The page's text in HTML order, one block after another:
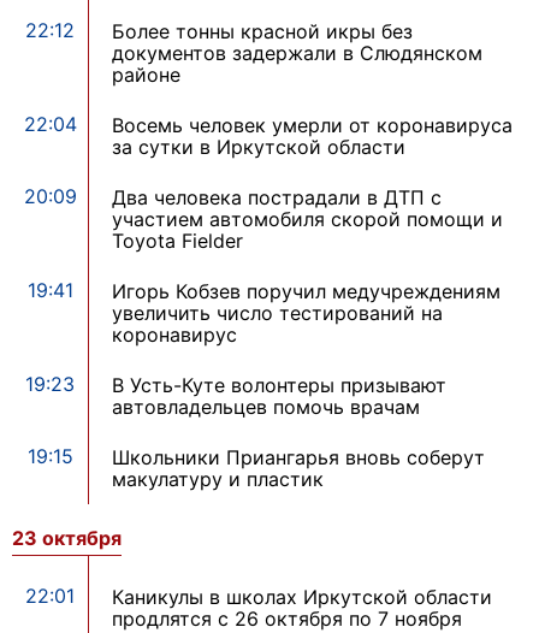
22:12
Более тонны красной икры без
документов задержали в Слюдянском
районе
22:04
Восемь человек умерли от коронавируса
за сутки в Иркутской области
20:09
Два человека пострадали в ДТП с
участием автомобиля скорой помощи и
Toyota Fielder
19:41
Игорь Кобзев поручил медучреждениям
увеличить число тестирований на
коронавирус
19:23
В Усть-Куте волонтеры призывают
автовладельцев помочь врачам
19:15
Школьники Приангарья вновь соберут
макулатуру и пластик
23 октября
22:01
Каникулы в школах Иркутской области
продлятся с 26 октября по 7 ноября